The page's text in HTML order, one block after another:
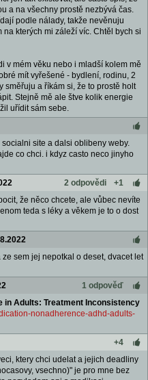
a na všechny prostě nezbývá čas.
podle nálady, takže nevěnuju
kterých mi záleží víc. Chtěl bych si
v mém věku nebo i mladší kolem mě
mít vyřešené - bydlení, rodinu, 2
směřuju a říkám si, že to prostě holt
Stejně mě ale štve kolik energie
uřídit sám sebe.
socialni site a dalsi oblibeny weby.
co chci. i kdyz casto neco jinyho
2 odpovědi
+1
že něco chcete, ale vůbec nevíte
teda s léky a věkem je to o dost
sem jej nepotkal o deset, dvacet let
1 odpověď
in Adults: Treatment Inconsistency
nonadherence-adhd-adults-
+4
ktery chci udelat a jejich deadliny
vsechno)" je pro mne bez